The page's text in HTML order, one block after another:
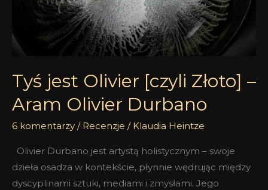
Tyś jest Olivier [czyli Złoto] –
Aram Olivier Durbano
6 komentarzy / Recenzje / Klaudia Heintze
Olivier Durbano jest artystą holistycznym – swoje
dzieła osadza w kontekście, płynnie wędrując między
dyscyplinami sztuki, mediami i zmysłami. Jego
Olivier
Durbano